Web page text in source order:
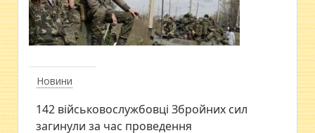
Новини
142 військовослужбовці Збройних сил
загинули за час проведення